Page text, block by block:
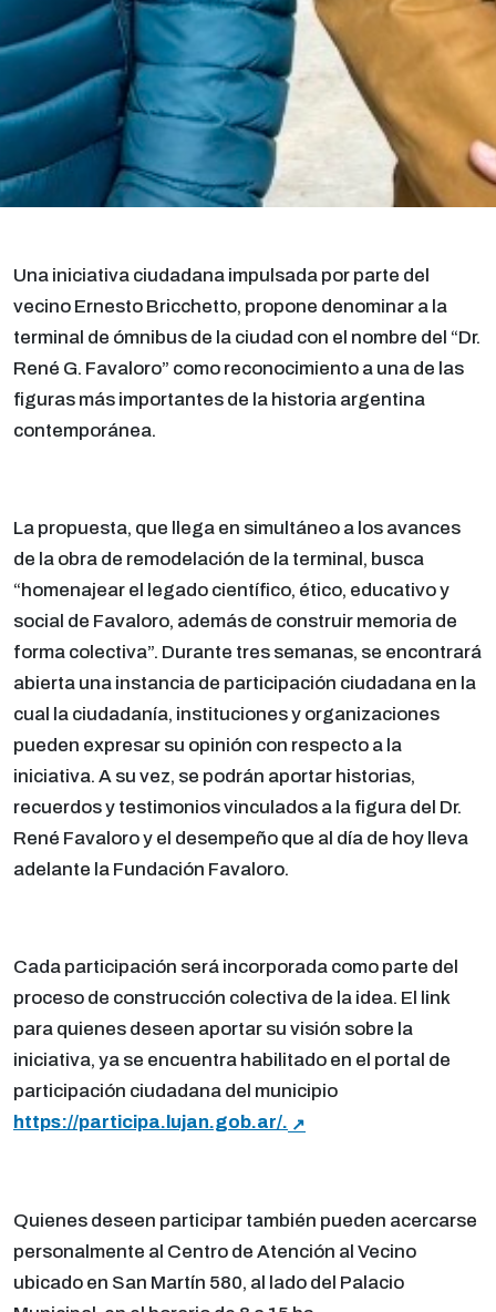
Una iniciativa ciudadana impulsada por parte del
vecino Ernesto Bricchetto, propone denominar a la
terminal de ómnibus de la ciudad con el nombre del “Dr.
René G. Favaloro” como reconocimiento a una de las
figuras más importantes de la historia argentina
contemporánea.
La propuesta, que llega en simultáneo a los avances
de la obra de remodelación de la terminal, busca
“homenajear el legado científico, ético, educativo y
social de Favaloro, además de construir memoria de
forma colectiva”. Durante tres semanas, se encontrará
abierta una instancia de participación ciudadana en la
cual la ciudadanía, instituciones y organizaciones
pueden expresar su opinión con respecto a la
iniciativa. A su vez, se podrán aportar historias,
recuerdos y testimonios vinculados a la figura del Dr.
René Favaloro y el desempeño que al día de hoy lleva
adelante la Fundación Favaloro.
Cada participación será incorporada como parte del
proceso de construcción colectiva de la idea. El link
para quienes deseen aportar su visión sobre la
iniciativa, ya se encuentra habilitado en el portal de
participación ciudadana del municipio
https://participa.lujan.gob.ar/.
Quienes deseen participar también pueden acercarse
personalmente al Centro de Atención al Vecino
ubicado en San Martín 580, al lado del Palacio